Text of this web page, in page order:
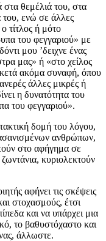
στα θεμέλιά του, στα
του, ενώ σε άλλες
τίτλος ή μότο
του φεγγαριού» με
μου ’δειχνε ένας
μας» ή «στο χείλος
ακόμα συναφή, όπου
άλλες μικρές ή
η δυνατότητα του
του φεγγαριού».
δομή του λόγου,
ανθρώπων,
στο αφήγημα σε
κυριολεκτούν
αφήνει τις σκέψεις
στοχασμούς, έτσι
και να υπάρχει μια
το βαθυστόχαστο και
άλλωστε.